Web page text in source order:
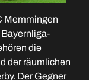
Memmingen
die
der räumlichen
Der Gegner